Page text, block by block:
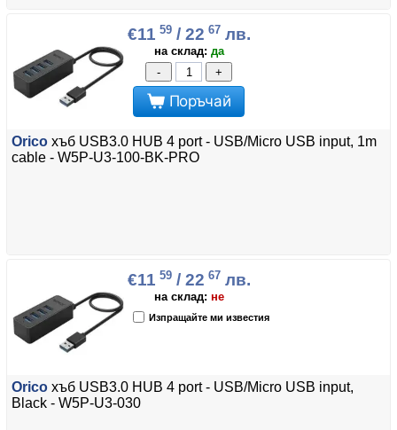
€11 59/ 22 67 лв.
на склад: да
-
+
Поръчай
Orico хъб USB3.0 HUB 4 port - USB/Micro USB input, 1m
cable - W5P-U3-100-BK-PRO
€11 59/ 22 67 лв.
на склад: не
Изпращайте ми известия
Orico хъб USB3.0 HUB 4 port - USB/Micro USB input,
Black - W5P-U3-030